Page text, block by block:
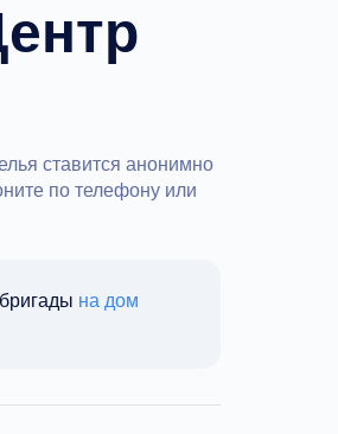
ставится анонимно
по телефону или
на дом